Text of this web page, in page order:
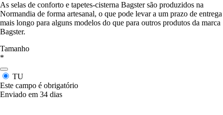
As selas de conforto e tapetes-cisterna Bagster são produzidos na
Normandia de forma artesanal, o que pode levar a um prazo de entrega
mais longo para alguns modelos do que para outros produtos da marca
Bagster.
Tamanho
*
TU
Este campo é obrigatório
Enviado em 34 dias